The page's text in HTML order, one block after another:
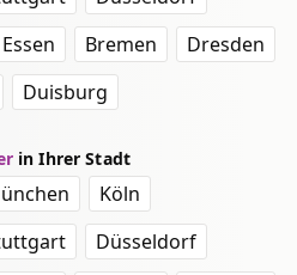
Essen Bremen
Dresden
Duisburg
in Ihrer Stadt
Köln
Düsseldorf